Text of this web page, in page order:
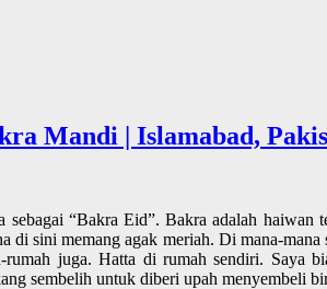
Mandi | Islamabad,
“Bakra Eid”. Bakra adalah
di sini memang agak meriah. Di mana-
juga. Hatta di rumah sendiri. Saya
sembelih untuk diberi upah menyembeli